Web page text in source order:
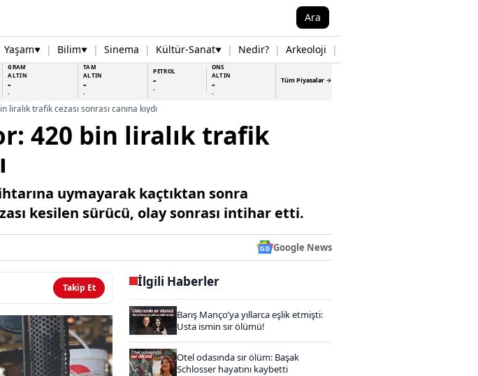
Ara
Yaşam▼ | Bilim▼ | Sinema | Kültür-Sanat▼ | Nedir? | Arkeoloji |
GRAM
ALTIN
-
-
TAM
ALTIN
-
-
PETROL
-
-
ONS
ALTIN
-
-
Tüm Piyasalar →
trafik cezası sonrası canına kıydı
420 bin liralık trafik
uymayarak kaçtıktan sonra
kesilen sürücü, olay sonrası intihar etti.
Google News
Takip Et İlgili Haberler
Barış Manço’ya yıllarca eşlik etmişti:
Usta ismin sır ölümü!
Otel odasında sır ölüm: Başak
Schlosser hayatını kaybetti